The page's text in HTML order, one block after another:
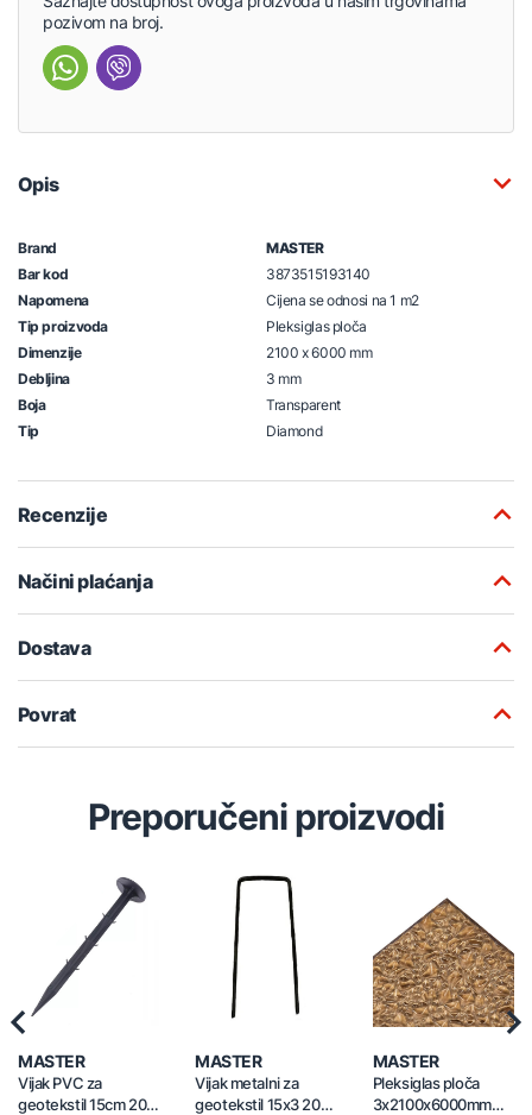
pozivom na broj.
Opis
Brand
MASTER
Bar kod
3873515193140
Napomena
Cijena se odnosi na 1 m2
Tip proizvoda
Pleksiglas ploča
Dimenzije
2100 x 6000 mm
Debljina
3 mm
Boja
Transparent
Tip
Diamond
Recenzije
Načini plaćanja
Dostava
Povrat
Preporučeni proizvodi
MASTER
Vijak PVC za
geotekstil 15cm 20/1
MASTER
Vijak metalni za
geotekstil 15x3 20/1
MASTER
Pleksiglas ploča
3x2100x6000mm